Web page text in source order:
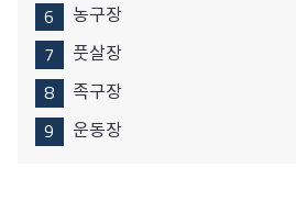
농구장
풋살장
족구장
운동장